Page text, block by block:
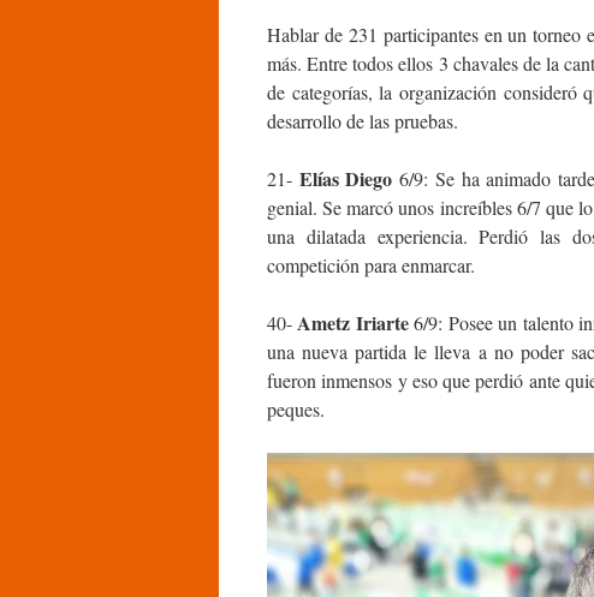
Hablar de 231 participantes en un torneo
más. Entre todos ellos 3 chavales de la
de categorías, la organización consideró
desarrollo de las pruebas.
21- Elías Diego 6/9: Se ha animado
genial. Se marcó unos increíbles 6/7 que
una dilatada experiencia. Perdió las
competición para enmarcar.
40- Ametz Iriarte6/9: Posee un talento
una nueva partida le lleva a no poder
fueron inmensos y eso que perdió ante
peques.